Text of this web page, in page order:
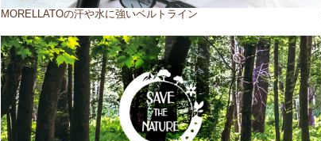
MORELLATOの汗や水に強いベルトライン